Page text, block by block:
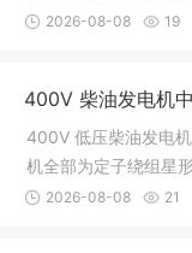
电源。目前船舶主流
2026-08-08 19
400V 柴油发电机
400V 低压柴油发电
机全部为定子绕组星
短接在一起，汇集的
2026-08-08 21